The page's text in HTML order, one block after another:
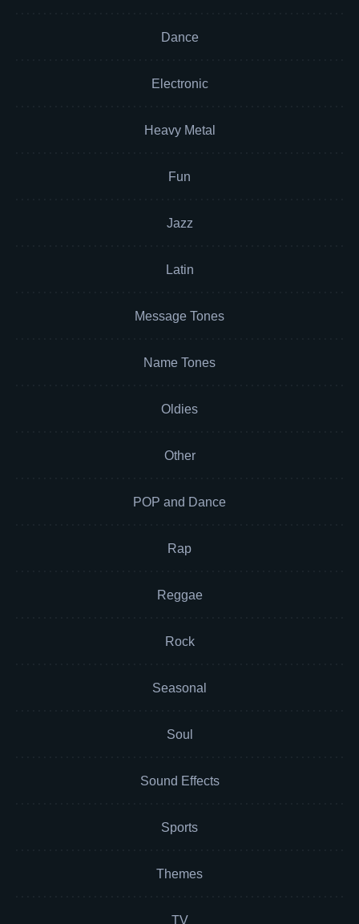
Dance
Electronic
Heavy Metal
Fun
Jazz
Latin
Message Tones
Name Tones
Oldies
Other
POP and Dance
Rap
Reggae
Rock
Seasonal
Soul
Sound Effects
Sports
Themes
TV